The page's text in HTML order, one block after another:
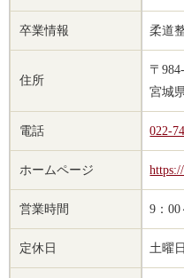
柔道
〒
宮城
022-
9：00
土曜
卒業情報
住所
電話
ホームページ
営業時間
定休日